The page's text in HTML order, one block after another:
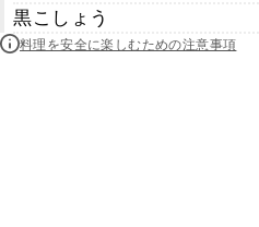
黒こしょう
料理を安全に楽しむための注意事項